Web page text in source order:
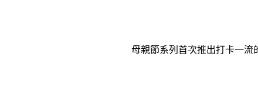
母親節系列首次推出打卡一流